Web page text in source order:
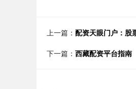
上一篇： 配资天眼门户：股
下一篇： 西藏配资平台指南